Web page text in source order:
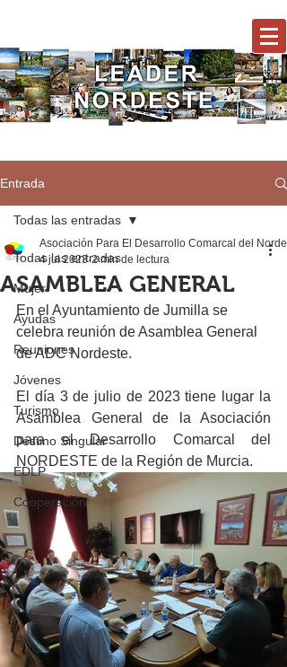
Entrada
Todas las entradas
Mujer
Ayudas
Reuniones
Jóvenes
Turismo
Destino Singular
EDLP
Cooperación
Todas las entradas
ASAMBLEA GENERAL
Asociación Para El Desarrollo Comarcal del
4 jul 2023 2 min de lectura
En el Ayuntamiento de Jumilla se
celebra reunión de Asamblea General
de ADC Nordeste.
El día 3 de julio de 2023 tiene lugar la
Asamblea General de la Asociación
para el Desarrollo Comarcal del
NORDESTE de la Región de Murcia.